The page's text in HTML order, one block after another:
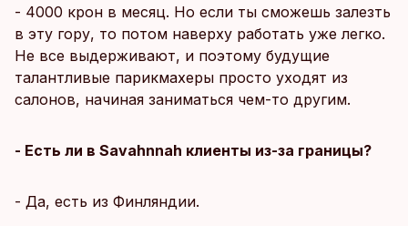
- 4000 крон в месяц. Но если ты сможешь залезть
в эту гору, то потом наверху работать уже легко.
Не все выдерживают, и поэтому будущие
талантливые парикмахеры просто уходят из
салонов, начиная заниматься чем-то другим.
- Есть ли в Savahnnah клиенты из-за границы?
- Да, есть из Финляндии.